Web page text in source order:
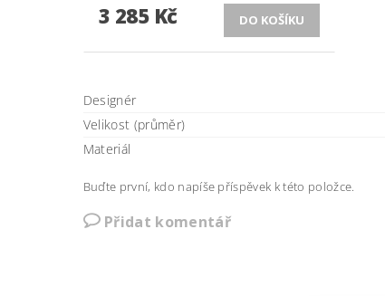
3 285 Kč
Designér
Velikost (průměr)
Materiál
Buďte první, kdo napíše příspěvek k této položce.
Přidat komentář